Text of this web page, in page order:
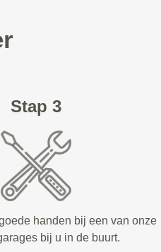
Stap 3
handen bij een van onze
bij u in de buurt.